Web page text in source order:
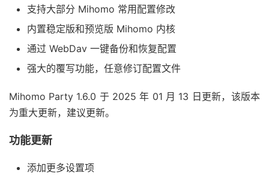
支持大部分 Mihomo 常用配置修改
内置稳定版和预览版 Mihomo 内核
通过 WebDav 一键备份和恢复配置
强大的覆写功能，任意修订配置文件
Mihomo Party 1.6.0 于 2025 年 01 月 13 日更新，该版本
为重大更新，建议更新。
功能更新
添加更多设置项